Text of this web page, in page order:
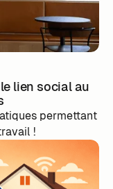
lien social au
permettant
!